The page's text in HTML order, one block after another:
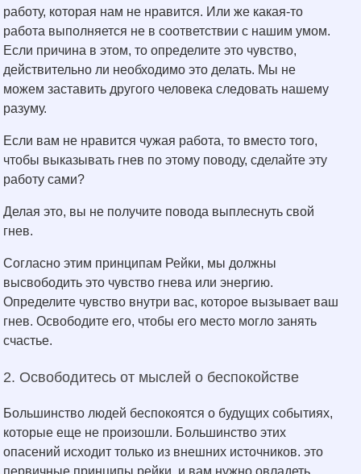
работу, которая нам не нравится. Или же какая-то
работа выполняется не в соответствии с нашим умом.
Если причина в этом, то определите это чувство,
действительно ли необходимо это делать. Мы не
можем заставить другого человека следовать нашему
разуму.
Если вам не нравится чужая работа, то вместо того,
чтобы выказывать гнев по этому поводу, сделайте эту
работу сами?
Делая это, вы не получите повода выплеснуть свой
гнев.
Согласно этим принципам Рейки, мы должны
высвободить это чувство гнева или энергию.
Определите чувство внутри вас, которое вызывает ваш
гнев. Освободите его, чтобы его место могло занять
счастье.
2. Освободитесь от мыслей о беспокойстве
Большинство людей беспокоятся о будущих событиях,
которые еще не произошли. Большинство этих
опасений исходит только из внешних источников. это
первичные принципы рейки, и вам нужно овладеть